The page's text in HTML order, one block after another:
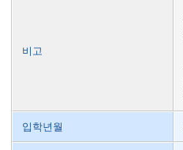
비고
입학년월